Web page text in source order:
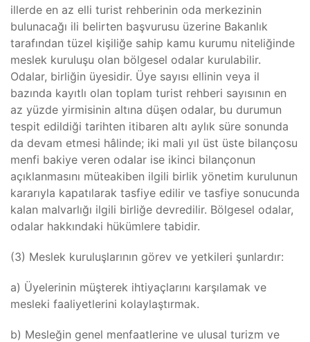
illerde en az elli turist rehberinin oda merkezinin
bulunacağı ili belirten başvurusu üzerine Bakanlık
tarafından tüzel kişiliğe sahip kamu kurumu niteliğinde
meslek kuruluşu olan bölgesel odalar kurulabilir.
Odalar, birliğin üyesidir. Üye sayısı ellinin veya il
bazında kayıtlı olan toplam turist rehberi sayısının en
az yüzde yirmisinin altına düşen odalar, bu durumun
tespit edildiği tarihten itibaren altı aylık süre sonunda
da devam etmesi hâlinde; iki mali yıl üst üste bilançosu
menfi bakiye veren odalar ise ikinci bilançonun
açıklanmasını müteakiben ilgili birlik yönetim kurulunun
kararıyla kapatılarak tasfiye edilir ve tasfiye sonucunda
kalan malvarlığı ilgili birliğe devredilir. Bölgesel odalar,
odalar hakkındaki hükümlere tabidir.
(3) Meslek kuruluşlarının görev ve yetkileri şunlardır:
a) Üyelerinin müşterek ihtiyaçlarını karşılamak ve
mesleki faaliyetlerini kolaylaştırmak.
b) Mesleğin genel menfaatlerine ve ulusal turizm ve